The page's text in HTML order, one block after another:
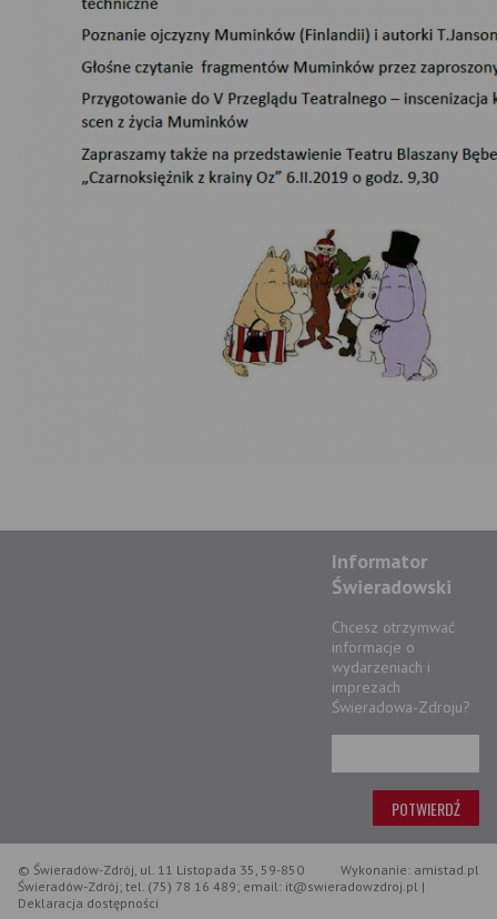
Informator
Świeradowski
Chcesz otrzymwać
informacje o
wydarzeniach i
imprezach
Świeradowa-Zdroju?
Wykonanie: amistad.pl
© Świeradów-Zdrój, ul. 11 Listopada 35, 59-850
Świeradów-Zdrój; tel. (75) 78 16 489; email: it@swieradowzdroj.pl |
Deklaracja dostępności